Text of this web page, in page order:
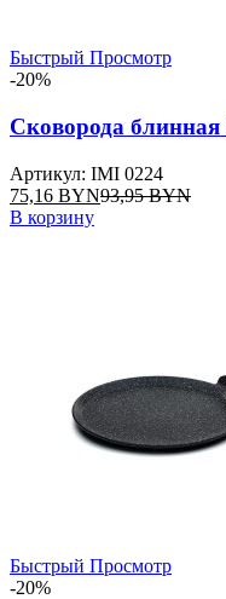
Быстрый Просмотр
-20%
Сковорода
Артикул: IMI 0224
75,16 BYN93,95BYN
В корзину
Быстрый Просмотр
-20%